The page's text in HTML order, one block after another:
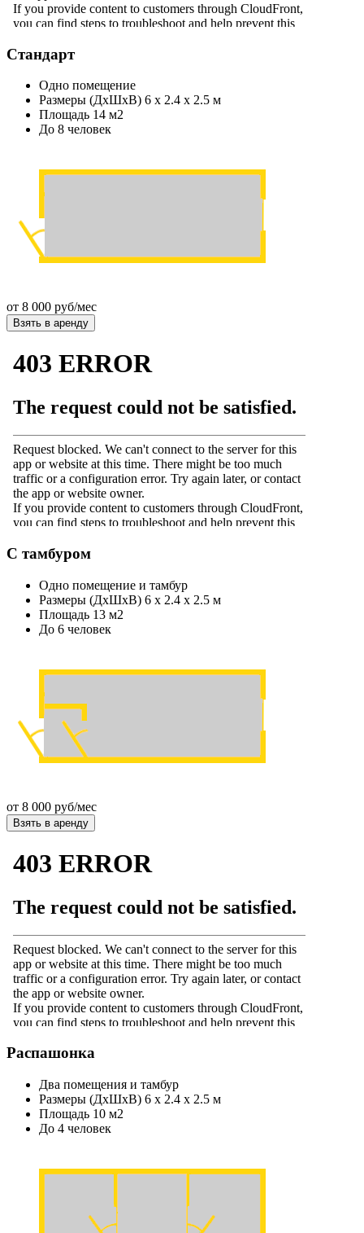
Стандарт
Одно помещение
Размеры (ДхШхВ) 6 х 2.4 х 2.5 м
Площадь 14 м2
До 8 человек
от 8 000 руб/мес
Взять в аренду
С тамбуром
Одно помещение и тамбур
Размеры (ДхШхВ) 6 х 2.4 х 2.5 м
Площадь 13 м2
До 6 человек
от 8 000 руб/мес
Взять в аренду
Распашонка
Два помещения и тамбур
Размеры (ДхШхВ) 6 х 2.4 х 2.5 м
Площадь 10 м2
До 4 человек